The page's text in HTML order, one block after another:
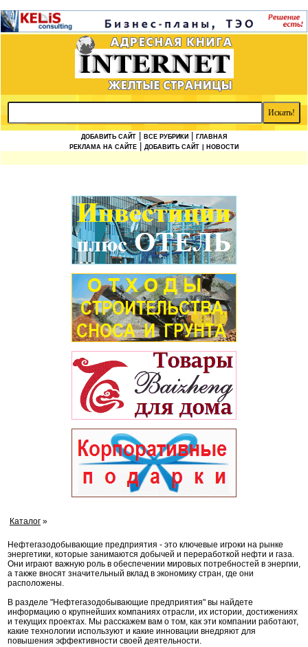
ДОБАВИТЬ САЙТ ВСЕ РУБРИКИ
ГЛАВНАЯ
РЕКЛАМА НА САЙТЕ
ДОБАВИТЬ САЙТ | НОВОСТИ
Каталог »
Нефтегазодобывающие предприятия - это ключевые игроки на рынке
энергетики, которые занимаются добычей и переработкой нефти и газа.
Они играют важную роль в обеспечении мировых потребностей в энергии,
а также вносят значительный вклад в экономику стран, где они
расположены.
В разделе "Нефтегазодобывающие предприятия" вы найдете
информацию о крупнейших компаниях отрасли, их истории, достижениях
и текущих проектах. Мы расскажем вам о том, как эти компании работают,
какие технологии используют и какие инновации внедряют для
повышения эффективности своей деятельности.